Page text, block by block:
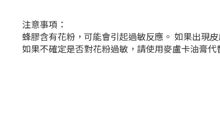
注意事項：
蜂膠含有花粉，可能會引起過敏反應。 如果出現
如果不確定是否對花粉過敏，請使用麥盧卡油膏代